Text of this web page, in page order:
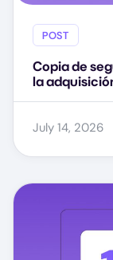
POST
Copia de
la
July 14, 2026